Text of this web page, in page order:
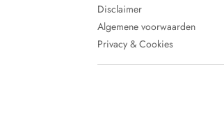
Disclaimer
Algemene voorwaarden
Privacy & Cookies